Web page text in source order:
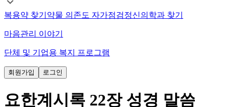
복용약 찾기 약물 의존도 자가점검정신의학과 찾기
마음관리 이야기
단체 및 기업용 복지 프로그램
회원가입 로그인
요한계시록 22장 성경 말씀